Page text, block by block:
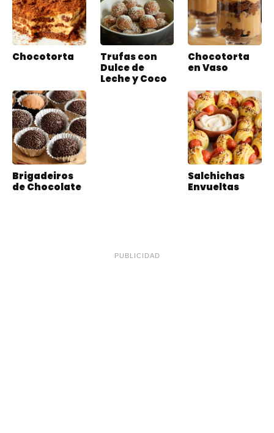
Chocotorta
Trufas con
Dulce de
Leche y Coco
Chocotorta
en Vaso
Brigadeiros
de Chocolate
Salchichas
Envueltas
PUBLICIDAD